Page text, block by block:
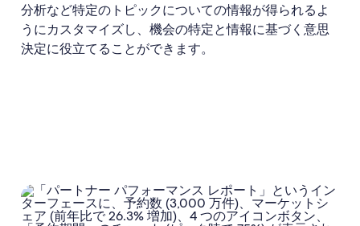
分析など特定のトピックについての情報が得られるよ
うにカスタマイズし、機会の特定と情報に基づく意思
決定に役立てることができます。